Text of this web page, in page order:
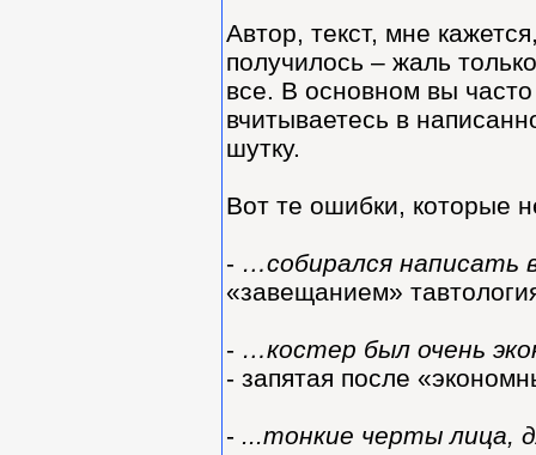
Автор, текст, мне
получилось – жаль
все. В основном вы
вчитываетесь в
шутку.
Вот те ошибки, которые
- …собирался написать
«завещанием»
- …костер был очень
- запятая после
- ...тонкие черты лица,